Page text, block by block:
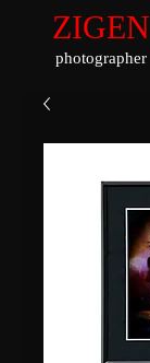
ZIGEN
photographer